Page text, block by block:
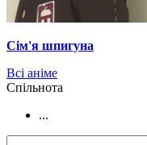
Сім'я шпигуна
Всі аніме
Cпільнота
...